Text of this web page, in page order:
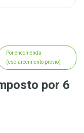
Por encomenda
(esclarecimento prévio)
por 6